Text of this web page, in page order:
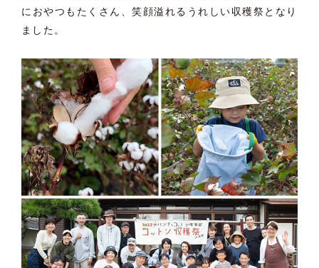
におやつもたくさん、笑顔溢れるうれしい収穫祭となり
ました。